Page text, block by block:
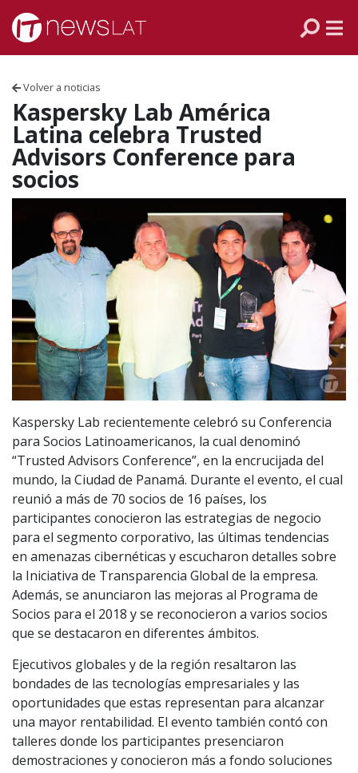
Skip to content
Volver a noticias
Kaspersky Lab América
Latina celebra Trusted
Advisors Conference para
socios
Kaspersky Lab recientemente celebró su Conferencia
para Socios Latinoamericanos, la cual denominó
“Trusted Advisors Conference”, en la encrucijada del
mundo, la Ciudad de Panamá. Durante el evento, el cual
reunió a más de 70 socios de 16 países, los
participantes conocieron las estrategias de negocio
para el segmento corporativo, las últimas tendencias
en amenazas cibernéticas y escucharon detalles sobre
la Iniciativa de Transparencia Global de la empresa.
Además, se anunciaron las mejoras al Programa de
Socios para el 2018 y se reconocieron a varios socios
que se destacaron en diferentes ámbitos.
Ejecutivos globales y de la región resaltaron las
bondades de las tecnologías empresariales y las
oportunidades que estas representan para alcanzar
una mayor rentabilidad. El evento también contó con
talleres donde los participantes presenciaron
demostraciones y conocieron más a fondo soluciones
VENEZUELA
ECUADOR
ARGENTINA
MÉXICO